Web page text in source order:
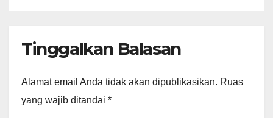
Tinggalkan Balasan
Alamat email Anda tidak akan dipublikasikan. Ruas
yang wajib ditandai *